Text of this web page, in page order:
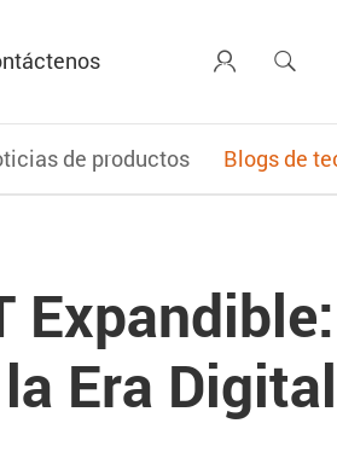
 
de productos Blogs de
Expandible:
Era Digital